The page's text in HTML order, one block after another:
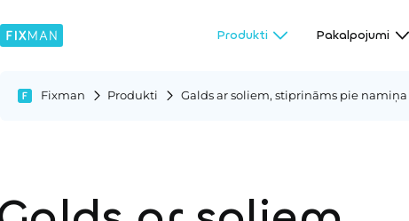
Produkti Pakalpojumi
Fixman Produkti Galds ar soliem, stiprināms pie namiņa